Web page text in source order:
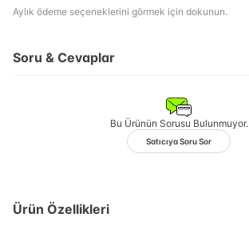
Aylık ödeme seçeneklerini görmek için dokunun.
Soru & Cevaplar
Bu Ürünün Sorusu Bulunmuyor.
Satıcıya Soru Sor
Ürün Özellikleri